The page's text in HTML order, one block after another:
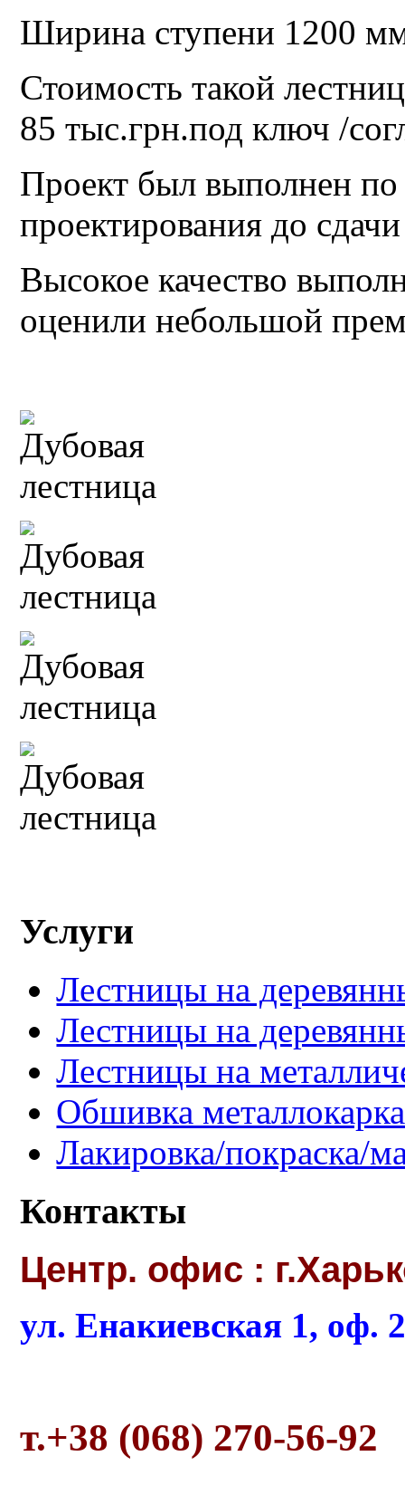
Ширина ступени 1200
Стоимость такой
85 тыс.грн.под ключ /
Проект был выполнен по
проектирования до
Высокое качество
оценили небольшой
Услуги
Лестницы на
Лестницы на
Лестницы на
Обшивка
Лакировка/покраска/
Контакты
Центр. офис :
ул. Енакиевская 1, оф.
т.+38 (068) 270-56-92